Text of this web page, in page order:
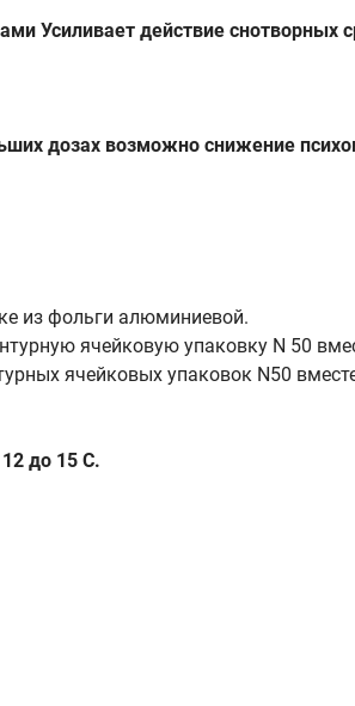
Усиливает действие
дозах возможно снижение
из фольги алюминиевой.
ячейковую упаковку N 50
ячейковых упаковок N50
до 15 С.